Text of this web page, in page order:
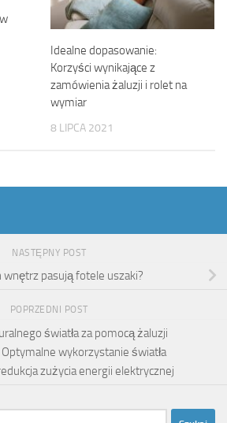
Idealne dopasowanie:
Korzyści wynikające z
zamówienia żaluzji i rolet na
wymiar
8 LIPCA 2021
NASTĘPNY POST
wnętrz pasują fotele uszaki?
POPRZEDNI POST
światła za pomocą żaluzji
wykorzystanie światła
zużycia energii elektrycznej